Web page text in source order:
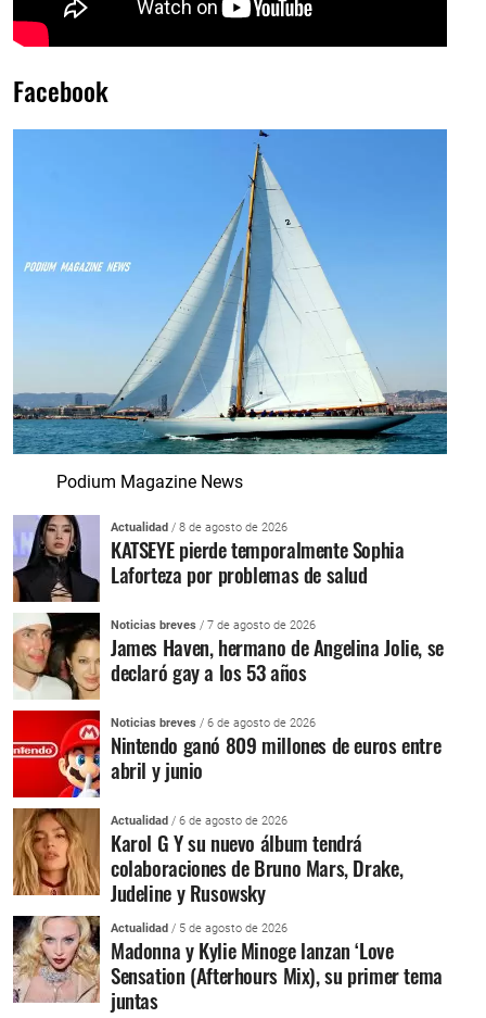
Facebook
Podium Magazine News
Actualidad / 8 de agosto de 2026
KATSEYE pierde temporalmente Sophia
Laforteza por problemas de salud
Noticias breves / 7 de agosto de 2026
James Haven, hermano de Angelina Jolie, se
declaró gay a los 53 años
Noticias breves / 6 de agosto de 2026
Nintendo ganó 809 millones de euros entre
abril y junio
Actualidad / 6 de agosto de 2026
Karol G Y su nuevo álbum tendrá
colaboraciones de Bruno Mars, Drake,
Judeline y Rusowsky
Actualidad / 5 de agosto de 2026
Madonna y Kylie Minoge lanzan ‘Love
Sensation (Afterhours Mix), su primer tema
juntas